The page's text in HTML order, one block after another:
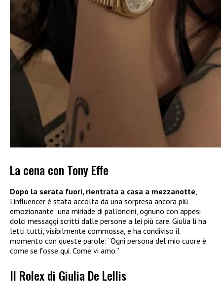
La cena con Tony Effe
Dopo la serata fuori, rientrata a casa a mezzanotte
l’influencer è stata accolta da una sorpresa ancora più
emozionante: una miriade di palloncini, ognuno con appesi
dolci messaggi scritti dalle persone a lei più care. Giulia li ha
letti tutti, visibilmente commossa, e ha condiviso il
momento con queste parole: “Ogni persona del mio cuore è
come se fosse qui. Come vi amo.”
Il Rolex di Giulia De Lellis